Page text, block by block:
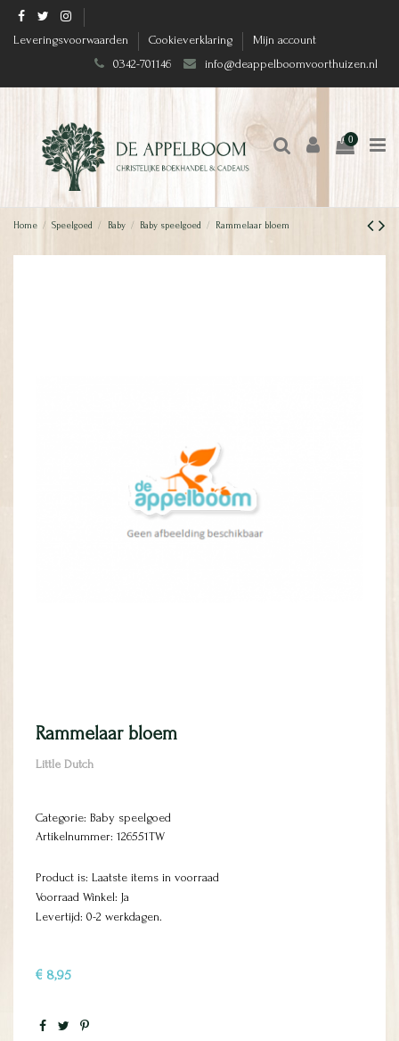
Leveringsvoorwaarden Cookieverklaring
Mijn account
0342-701146
info@deappelboomvoorthuizen.nl
0
Home Speelgoed Baby Baby speelgoed Rammelaar bloem
Rammelaar bloem
Little Dutch
Categorie: Baby speelgoed
Artikelnummer: 126551TW
Product is: Laatste items in voorraad
Voorraad Winkel: Ja
Levertijd: 0-2 werkdagen.
€ 8,95